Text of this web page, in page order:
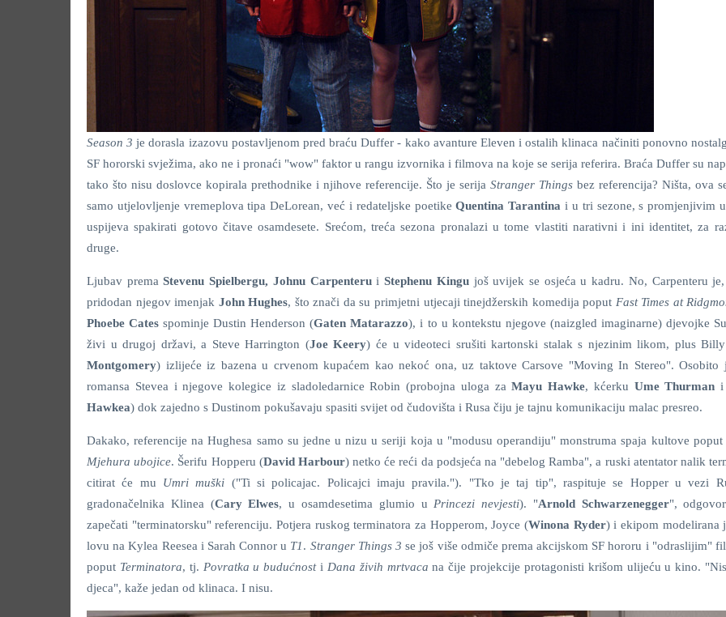
Season 3 je dorasla izazovu postavljenom pred braću Duffer - kako avanture Eleven i ostalih klinaca načiniti ponovno
SF hororski svježima, ako ne i pronaći "wow" faktor u rangu izvornika i filmova na koje se serija referira. Braća Duffer su
tako što nisu doslovce kopirala prethodnike i njihove referencije. Što je serija Stranger Things bez referencija? Ništa, ova
samo utjelovljenje vremeplova tipa DeLorean, već i redateljske poetikeQuentina Tarantina i u tri sezone, s promjenjivim
uspijeva spakirati gotovo čitave osamdesete. Srećom, treća sezona pronalazi u tome vlastiti narativni i ini identitet, za
druge.
Ljubav premaStevenu Spielbergu, Johnu CarpenteruiStephenu Kingujoš uvijek se osjeća u kadru. No, Carpenteru
pridodan njegov imenjak John Hughes, što znači da su primjetni utjecaji tinejdžerskih komedija poput Fast Times at
Phoebe Catesspominje Dustin Henderson (Gaten Matarazzo), i to u kontekstu njegove (naizgled imaginarne) djevojke
živi u drugoj državi, a Steve Harrington (Joe Keery) će u videoteci srušiti kartonski stalak s njezinim likom, plus
Montgomery) izlijeće iz bazena u crvenom kupaćem kao nekoć ona, uz taktove Carsove "Moving In Stereo". Osobito
romansa Stevea i njegove kolegice iz sladoledarnice Robin (probojna uloga zaMayu Hawke, kćerku Ume Thurman
Hawkea) dok zajedno s Dustinom pokušavaju spasiti svijet od čudovišta i Rusa čiju je tajnu komunikaciju malac presreo.
Dakako, referencije na Hughesa samo su jedne u nizu u seriji koja u "modusu operandiju" monstruma spaja kultove poput
Mjehura ubojice. Šerifu Hopperu (David Harbour) netko će reći da podsjeća na "debelog Ramba", a ruski atentator nalik
citirat će mu Umri muški ("Ti si policajac. Policajci imaju pravila."). "Tko je taj tip", raspituje se Hopper u vezi
gradonačelnika Klinea (Cary Elwes, u osamdesetima glumio u Princezi nevjesti). "Arnold Schwarzenegger",
zapečati "terminatorsku" referenciju. Potjera ruskog terminatora za Hopperom, Joyce (Winona Ryder) i ekipom modelirana
lovu na Kylea Reesea i Sarah Connor u T1. Stranger Things 3 se još više odmiče prema akcijskom SF hororu i "odraslijim"
poput Terminatora, tj. Povratka u budućnosti Dana živih mrtvaca na čije projekcije protagonisti krišom ulijeću u kino.
djeca", kaže jedan od klinaca. I nisu.